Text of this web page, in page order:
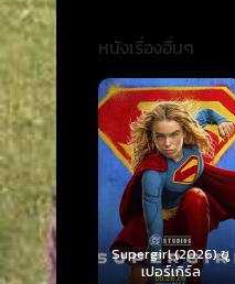
หนังเรื่องอื่นๆ
(2026) ซู
เกิร์ล
Masters of the
Universe (2026)
นักรบเจ้าจักรวาล